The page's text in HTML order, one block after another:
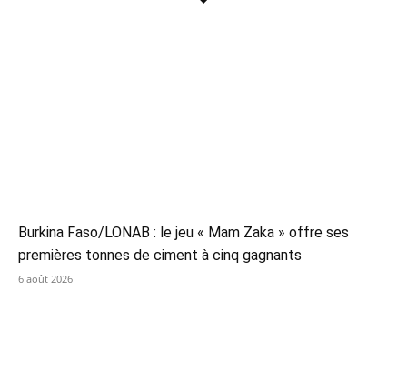
Burkina Faso/LONAB : le jeu « Mam Zaka » offre ses
premières tonnes de ciment à cinq gagnants
6 août 2026